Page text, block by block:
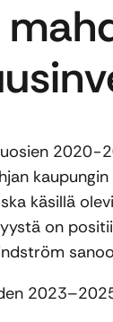
käsillä
on